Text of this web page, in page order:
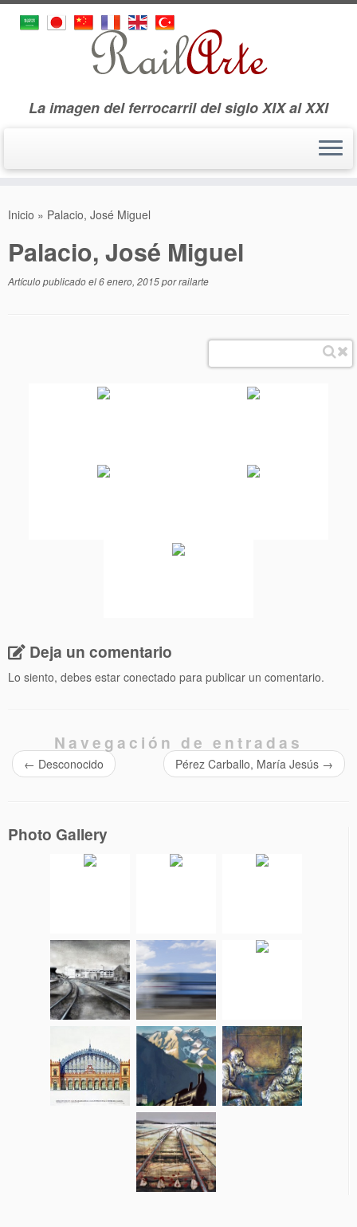
La imagen del ferrocarril del siglo XIX al XXI
Inicio » Palacio, José Miguel
Palacio, José Miguel
Artículo publicado el6 enero, 2015porrailarte
Deja un comentario
Lo siento, debes estar conectado para publicar un comentario.
Navegación de entradas
← Desconocido Pérez Carballo, María Jesús →
Photo Gallery